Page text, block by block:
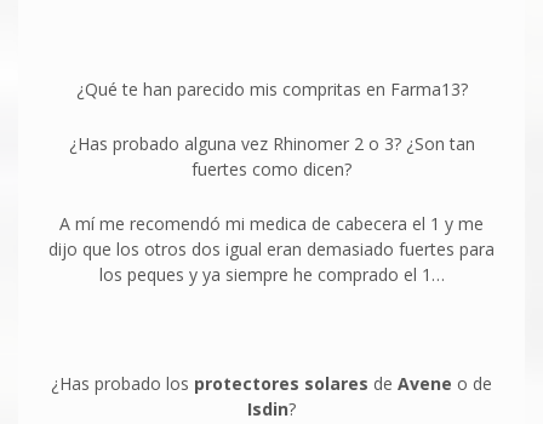
¿Qué te han parecido mis compritas en Farma13?
¿Has probado alguna vez Rhinomer 2 o 3? ¿Son tan
fuertes como dicen?
A mí me recomendó mi medica de cabecera el 1 y me
dijo que los otros dos igual eran demasiado fuertes para
los peques y ya siempre he comprado el 1…
¿Has probado los protectores solares de Avene o de
Isdin?